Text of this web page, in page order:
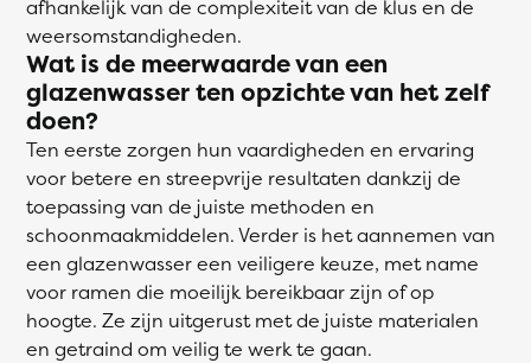
afhankelijk van de complexiteit van de klus en de
weersomstandigheden.
Wat is de meerwaarde van een
glazenwasser ten opzichte van het zelf
doen?
Ten eerste zorgen hun vaardigheden en ervaring
voor betere en streepvrije resultaten dankzij de
toepassing van de juiste methoden en
schoonmaakmiddelen. Verder is het aannemen van
een glazenwasser een veiligere keuze, met name
voor ramen die moeilijk bereikbaar zijn of op
hoogte. Ze zijn uitgerust met de juiste materialen
en getraind om veilig te werk te gaan.